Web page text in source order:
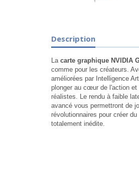
Description
La carte graphique NVIDIA
comme pour les créateurs.
améliorées par Intelligence
plonger au cœur de l'action et
réalistes. Le rendu à faible
avancé vous permettront de
révolutionnaires pour créer
totalement inédite.